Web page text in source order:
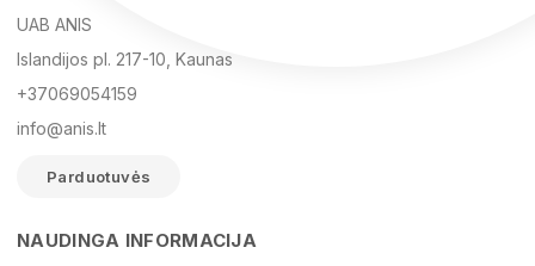
UAB ANIS
Islandijos pl. 217-10, Kaunas
+37069054159
info@anis.lt
Parduotuvės
NAUDINGA INFORMACIJA